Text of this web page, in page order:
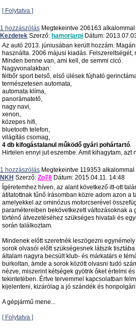
[ Folytatva ]
1 hozzászólás Megtekeintve 206163 alkalommal
Kezdetek Szerző: hamoriarpi Dátum:
Az autó 2013. júniusában került hozzám.
használta. 2006 májusi kiadás.
Minden benne van, ami kell, de semmi cicó.
Nagyvonalakban:
félbőr sport belső, első ülések fújható
természetesen automata,
automata klíma,
panorámatető,
nagy navi,
xenon,
közepes hifi,
bluetooth telefon,
világítás csomag,
4 db kifogástalanul működő gyári pohártartó.
Hirtelen ennyi jut eszembe. Amit kihagytam, azt
1 hozzászólás Megtekeintve 119353 alkalommal
NKH Szerző: Zo78 Dátum: 2015.04.11. 14:48
Ígéretemhez híven, az alant következő itt-ott
átitatottnak tűnő írásomban közre adom azon a
amelyekkel az ominózus motorcserével
paramétereiben bekövetkezett változásoknak a
történő átvezetéséhez szükséges hivatali és
során találkoztam.
Mindenek előtt szeretnék leszögezni
sorok olvasói előtt szükségesnek látszik
általam nagyra becsült klub- és márkatárs e
burkoltan, ámde a sorok között olvasni tudó
nézve, miszerint kétségek gyötrik őket értelmi
tekintetében. Értve tervemmel kapcsolatban
kijelenteni, kizárólag a jó szándék és
A gépjármű mene...
[ Folytatva ]